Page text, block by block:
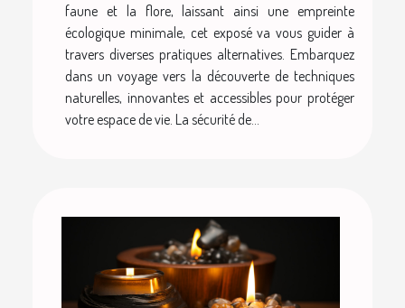
faune et la flore, laissant ainsi une empreinte
écologique minimale, cet exposé va vous guider à
travers diverses pratiques alternatives. Embarquez
dans un voyage vers la découverte de techniques
naturelles, innovantes et accessibles pour protéger
votre espace de vie. La sécurité de...